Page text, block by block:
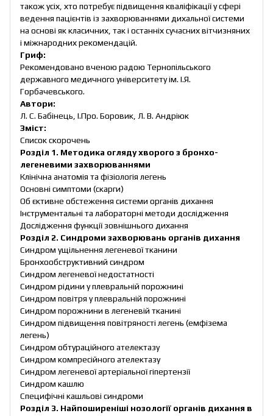
також усіх, хто потребує підвищення кваліфікації у сфері
ведення пацієнтів із захворюваннями дихальної системи
на основі як класичних, так і останніх сучасних вітчизняних
і міжнародних рекомендацій.
Гриф:
Рекомендовано вченою радою Тернопільського
державного медичного університету ім. І.Я.
Горбачевського.
Автори:
Л. С. Бабінець, І.Про. Боровик, Л. В. Андріюк
Зміст:
Список скорочень
Розділ 1. Методика огляду хворого з бронхо-
легеневими захворюваннями
Клінічна анатомія та фізіологія легень
Основні симптоми (скарги)
Об єктивне обстеження системи органів дихання
Інструментальні та лабораторні методи дослідження
Дослідження функції зовнішнього дихання
Розділ 2. Синдроми захворювань органів дихання
Синдром ущільнення легеневої тканини
Бронхообструктивний синдром
Синдром легеневої недостатності
Синдром рідини у плевральній порожнині
Синдром повітря у плевральній порожнині
Синдром порожнини в легеневій тканині
Синдром підвищення повітряності легень (емфізема
легень)
Синдром обтураційного ателектазу
Синдром компресійного ателектазу
Синдром легеневої артеріальної гіпертензії
Синдром кашлю
Специфічні кашльові синдроми
Розділ 3. Найпоширеніші нозології органів дихання в